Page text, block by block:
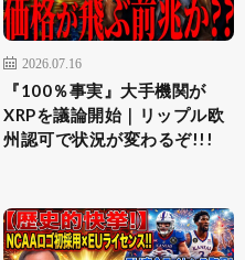
2026.07.16
『100％事実』大手機関が
XRPを議論開始｜リップル欧
州認可で状況が変わるぞ!!!